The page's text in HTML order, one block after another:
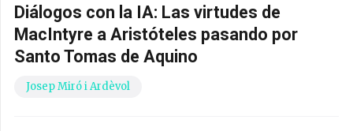
Diálogos con la IA: Las virtudes de
MacIntyre a Aristóteles pasando por
Santo Tomas de Aquino
Josep Miró i Ardèvol